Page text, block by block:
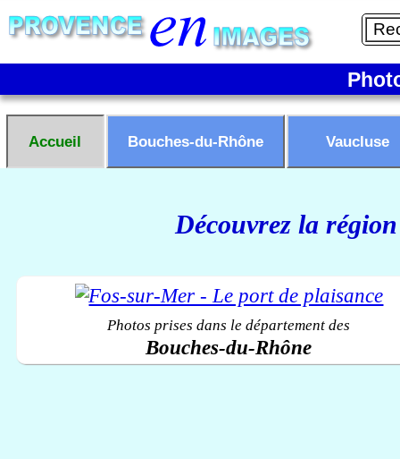
Accueil Bouches-du-Rhône Vaucluse
Découvrez la
Photos prises dans le département des
Bouches-du-Rhône